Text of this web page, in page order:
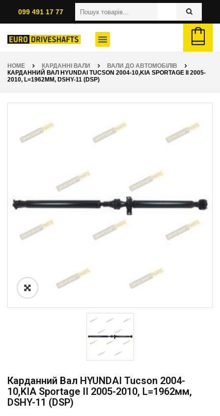
099 491 17 77
HOME КАРДАННІ ВАЛИ
ВАЛИ ДО АВТОМОБІЛІВ
КАРДАННИЙ ВАЛ HYUNDAI TUCSON 2004-10,KIA SPORTAGE II 2005-
2010, L=1962ММ, DSHY-11 (DSP)
Карданний Вал HYUNDAI Tucson 2004-
10,KIA Sportage II 2005-2010, L=1962мм,
DSHY-11 (DSP)